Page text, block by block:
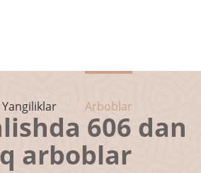
Yangiliklar Arboblar
606 dan
arboblar